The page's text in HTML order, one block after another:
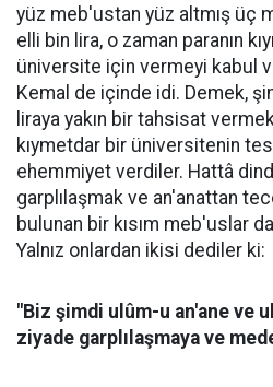
yüz meb'ustan yüz altmış üç
elli bin lira, o zaman paranın
üniversite için vermeyi kabul
Kemal de içinde idi. Demek,
liraya yakın bir tahsisat
kıymetdar bir üniversitenin
ehemmiyet verdiler. Hattâ
garplılaşmak ve an'anattan
bulunan bir kısım meb'uslar
Yalnız onlardan ikisi dediler ki:
"Biz şimdi ulûm-u an'ane ve
ziyade garplılaşmaya ve